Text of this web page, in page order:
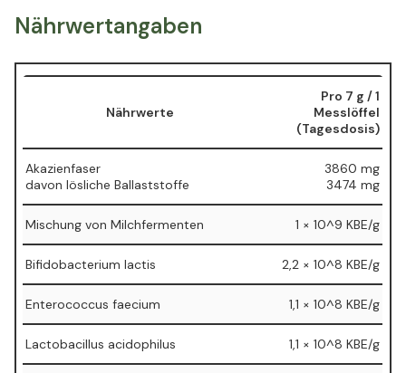
Nährwertangaben
Nährwerte
Pro 7 g / 1
Messlöffel
(Tagesdosis)
Akazienfaser
⁠davon lösliche Ballaststoffe
3860 mg
⁠3474 mg
Mischung von Milchfermenten 1 × 10^9 KBE/g
Bifidobacterium lactis 2,2 × 10^8 KBE/g
Enterococcus faecium 1,1 × 10^8 KBE/g
Lactobacillus acidophilus 1,1 × 10^8 KBE/g